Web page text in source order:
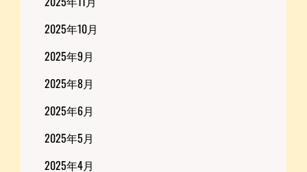
2025年10月
2025年9月
2025年8月
2025年6月
2025年5月
2025年4月